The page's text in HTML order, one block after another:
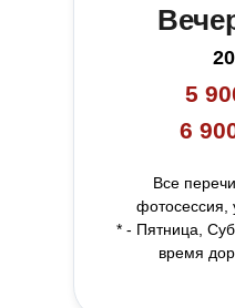
5
Все
фотосессия,
* - Пятница,
время
6